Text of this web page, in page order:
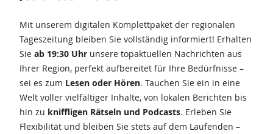
Mit unserem digitalen Komplettpaket der regionalen
Tageszeitung bleiben Sie vollständig informiert! Erhalten
Sie ab 19:30 Uhr unsere topaktuellen Nachrichten aus
Ihrer Region, perfekt aufbereitet für Ihre Bedürfnisse –
sei es zum Lesen oder Hören. Tauchen Sie ein in eine
Welt voller vielfältiger Inhalte, von lokalen Berichten bis
hin zu kniffligen Rätseln und Podcasts. Erleben Sie
Flexibilität und bleiben Sie stets auf dem Laufenden –